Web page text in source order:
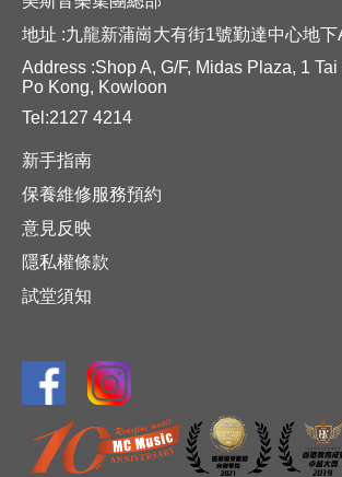
地址 :九龍新蒲崗大有街1號勤達中心地下
Address :Shop A, G/F, Midas Plaza, 1
Po Kong, Kowloon
Tel:2127 4214
新手指南
保養維修服務預約
意見反映
隱私權條款
試堂須知